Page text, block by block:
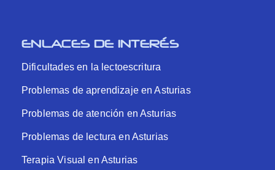
ENLACES DE INTERÉS
Dificultades en la lectoescritura
Problemas de aprendizaje en Asturias
Problemas de atención en Asturias
Problemas de lectura en Asturias
Terapia Visual en Asturias